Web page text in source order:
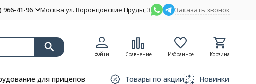
966-41-96 Москва ул. Воронцовские Пруды, 3 Заказать звонок
Войти Сравнение Избранное Корзина
для прицепов Товары по акции Новинки